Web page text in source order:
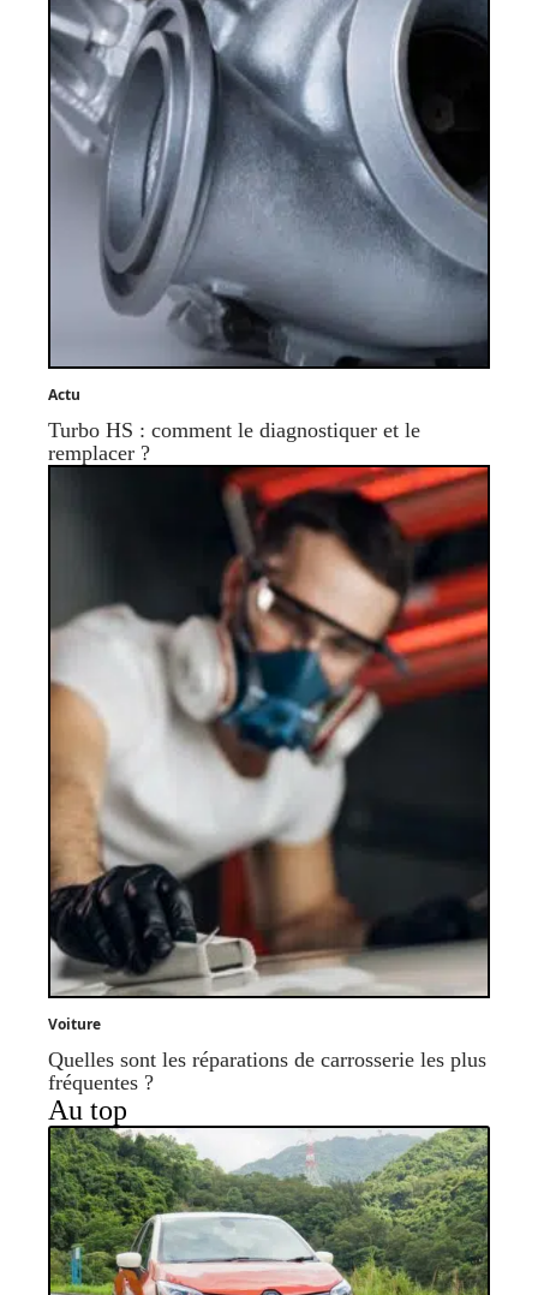
Actu
Turbo HS : comment le diagnostiquer et le
remplacer ?
Voiture
Quelles sont les réparations de carrosserie les plus
fréquentes ?
Au top